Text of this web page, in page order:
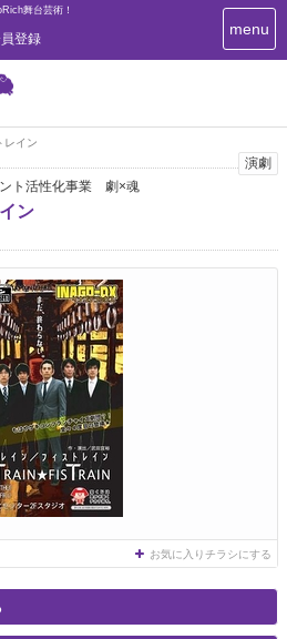
舞台芸術！
登録
T
o
g
a
menu
レイン
演劇
ト活性化事業 劇×魂
イン
お気に入りチラシにする